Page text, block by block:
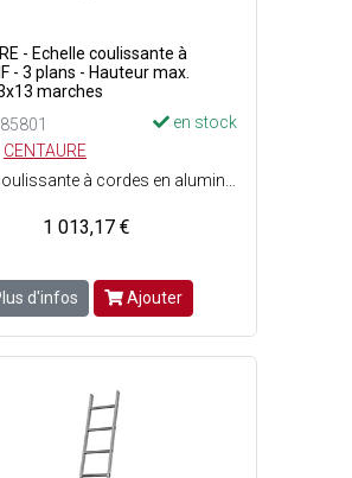
- Echelle coulissante à
- 3 plans - Hauteur max.
marches
en stock
CENTAURE
1 013,17 €
d'infos Ajouter